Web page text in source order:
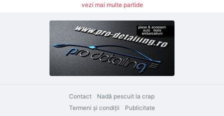
vezi mai multe partide
Contact
Nadă pescuit la crap
Termeni şi condiţii
Publicitate